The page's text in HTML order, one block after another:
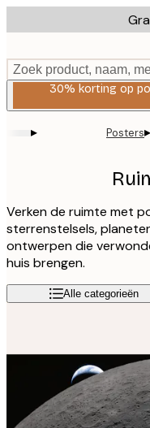
to
content.
Zoek product, naam,
30% korting op
▸ Posters▸
Verken de ruimte met
sterrenstelsels,
ontwerpen die
huis brengen.
Alle categorieën